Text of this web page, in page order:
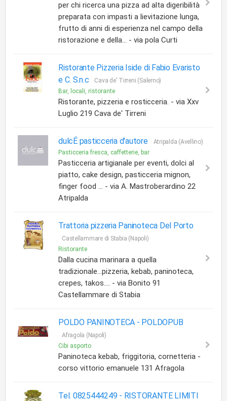
per chi ricerca una pizza ad alta digeribilità
preparata con impasti a lievitazione lunga,
frutto di anni di esperienza nel campo della
ristorazione e della... - via pola Curti
Ristorante Pizzeria Iside di Fabio Evaristo
e C. S.n.c
Cava de' Tirreni (Salerno)
Bar, locali, ristorante
Ristorante, pizzeria e rosticceria. - via Xxv
Luglio 219 Cava de' Tirreni
dulcÉ pasticceria d'autore
Atripalda (Avellino)
Pasticceria fresca, caffetterie, bar
Pasticceria artigianale per eventi, dolci al
piatto, cake design, pasticceria mignon,
finger food ... - via A. Mastroberardino 22
Atripalda
Trattoria pizzeria Paninoteca Del Porto
Castellammare di Stabia (Napoli)
Ristorante
Dalla cucina marinara a quella
tradizionale...pizzeria, kebab, paninoteca,
crepes, takos.... - via Bonito 91
Castellammare di Stabia
POLDO PANINOTECA - POLDOPUB
Afragola (Napoli)
Cibi asporto
Paninoteca kebab, friggitoria, cornetteria -
corso vittorio emanuele 131 Afragola
Tel. 0825444249 - RISTORANTE LIMITI